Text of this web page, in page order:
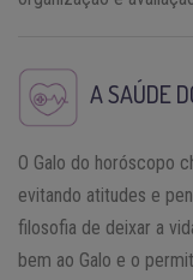
A SAÚDE
O Galo do horóscopo
evitando atitudes e
filosofia de deixar a
bem ao Galo e o